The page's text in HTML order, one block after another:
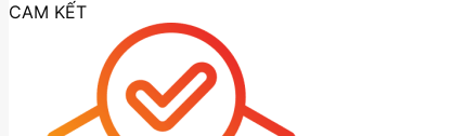
CAM KẾT